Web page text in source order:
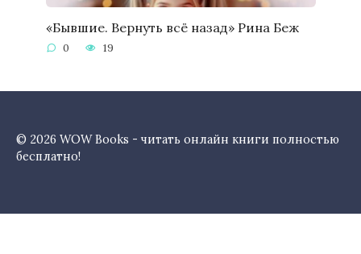
«Бывшие. Вернуть всё назад» Рина Беж
0 19
© 2026 WOW Books - читать онлайн книги полностью
бесплатно!